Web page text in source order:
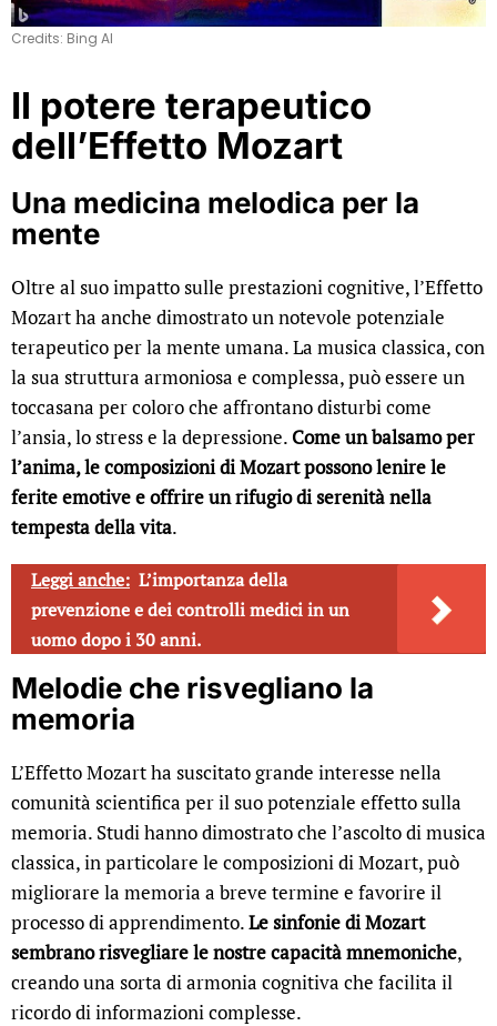
Credits: Bing AI
Il potere terapeutico
dell’Effetto Mozart
Una medicina melodica per la
mente
Oltre al suo impatto sulle prestazioni cognitive, l’Effetto
Mozart ha anche dimostrato un notevole potenziale
terapeutico per la mente umana. La musica classica, con
la sua struttura armoniosa e complessa, può essere un
toccasana per coloro che affrontano disturbi come
l’ansia, lo stress e la depressione. Come un balsamo per
l’anima, le composizioni di Mozart possono lenire le
ferite emotive e offrire un rifugio di serenità nella
tempesta della vita.
Leggi anche: L’importanza della
prevenzione e dei controlli medici in un
uomo dopo i 30 anni.
Melodie che risvegliano la
memoria
L’Effetto Mozart ha suscitato grande interesse nella
comunità scientifica per il suo potenziale effetto sulla
memoria. Studi hanno dimostrato che l’ascolto di musica
classica, in particolare le composizioni di Mozart, può
migliorare la memoria a breve termine e favorire il
processo di apprendimento.Le sinfonie di Mozart
sembrano risvegliare le nostre capacità mnemoniche,
creando una sorta di armonia cognitiva che facilita il
ricordo di informazioni complesse.